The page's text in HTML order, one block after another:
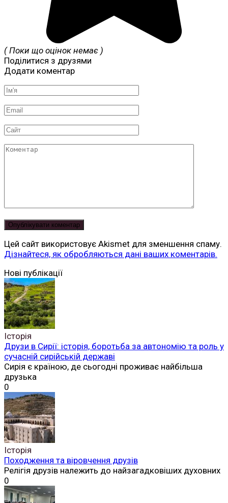
( Поки що оцінок немає )
Поділитися з друзями
Додати коментар
Ім'я
*
Email
*
Сайт
Коментар
Цей сайт використовує Akismet для зменшення спаму.
Дізнайтеся, як обробляються дані ваших коментарів.
Читай
Нові публікації
Історія
Друзи в Сирії: історія, боротьба за автономію та роль у
сучасній сирійській державі
Сирія є країною, де сьогодні проживає найбільша
друзька
0
Історія
Походження та віровчення друзів
Релігія друзів належить до найзагадковіших духовних
0